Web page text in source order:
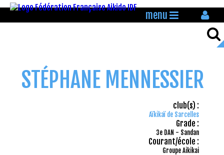
menu
STÉPHANE MENNESSIER
club(s) :
Aïkikaï de Sarcelles
Grade :
3e DAN - Sandan
Courant/école :
Groupe Aikikai